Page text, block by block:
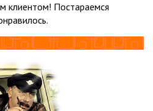
клиентом! Постараемся